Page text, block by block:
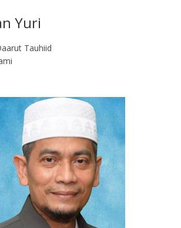
Yuri
Tauhiid